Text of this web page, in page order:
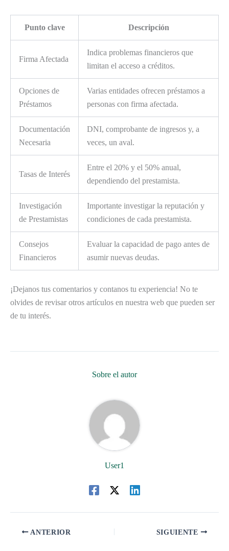
Punto clave Descripción
Firma Afectada
Indica problemas financieros que
limitan el acceso a créditos.
Opciones de
Préstamos
Varias entidades ofrecen préstamos a
personas con firma afectada.
Documentación
Necesaria
DNI, comprobante de ingresos y, a
veces, un aval.
Tasas de Interés
Entre el 20% y el 50% anual,
dependiendo del prestamista.
Investigación
de Prestamistas
Importante investigar la reputación y
condiciones de cada prestamista.
Consejos
Financieros
Evaluar la capacidad de pago antes de
asumir nuevas deudas.
¡Dejanos tus comentarios y contanos tu experiencia! No te
olvides de revisar otros artículos en nuestra web que pueden ser
de tu interés.
Sobre el autor
User1
ANTERIOR SIGUIENTE